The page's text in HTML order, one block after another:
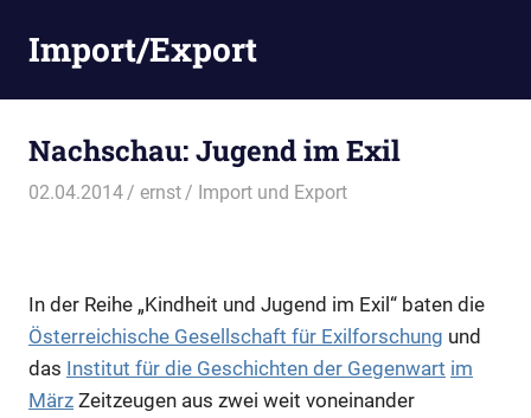
InhaltImport/Export
Nachschau: Jugend im Exil
02.04.2014 ernst Import und Export
In der Reihe „Kindheit und Jugend im Exil“ baten die
Österreichische Gesellschaft für Exilforschung und
das Institut für die Geschichten der Gegenwart im
März Zeitzeugen aus zwei weit voneinander